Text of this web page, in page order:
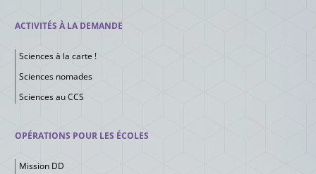
ACTIVITÉS À LA DEMANDE
Sciences à la carte !
Sciences nomades
Sciences au CCS
OPÉRATIONS POUR LES ÉCOLES
Mission DD